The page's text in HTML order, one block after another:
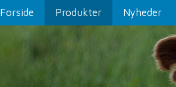
Forside Produkter Nyheder